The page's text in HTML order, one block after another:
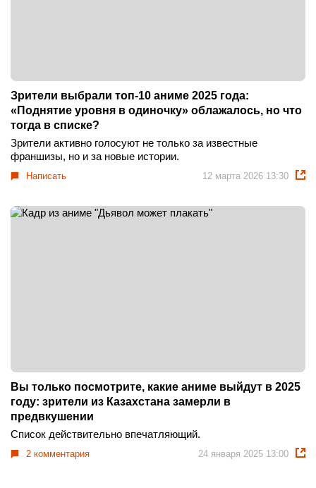
Зрители выбрали топ-10 аниме 2025 года:
«Поднятие уровня в одиночку» облажалось, но что
тогда в списке?
Зрители активно голосуют не только за известные
франшизы, но и за новые истории.
Написать 12 марта 2026 13:30
Вы только посмотрите, какие аниме выйдут в 2025
году: зрители из Казахстана замерли в
предвкушении
Список действительно впечатляющий.
2 комментария 24 января 2025 13:00